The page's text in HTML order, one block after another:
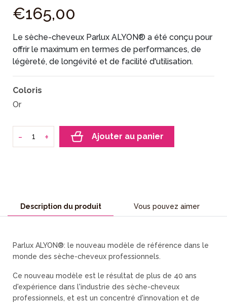
€165,00
Le sèche-cheveux Parlux ALYON® a été conçu pour
offrir le maximum en termes de performances, de
légèreté, de longévité et de facilité d'utilisation.
Coloris
Or
+
- Ajouter au panier
Description du produit Vous pouvez aimer
Parlux ALYON®: le nouveau modèle de référence dans le
monde des sèche-cheveux professionnels.
Ce nouveau modèle est le résultat de plus de 40 ans
d'expérience dans l'industrie des sèche-cheveux
professionnels, et est un concentré d'innovation et de